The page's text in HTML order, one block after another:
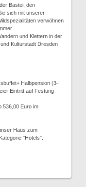
Bastei, den
sich mit unserer
verwöhnen
und Klettern in der
Kulturstadt Dresden
Halbpension (3-
Eintritt auf Festung
536,00 Euro im
Haus zum
"Hotels".